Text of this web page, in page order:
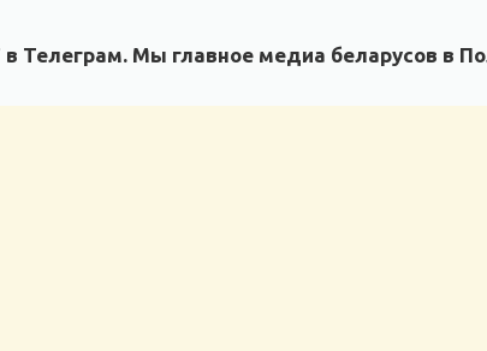
в Телеграм. Мы главное медиа беларусов в